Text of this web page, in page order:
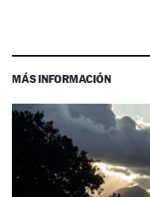
MÁS INFORMACIÓN